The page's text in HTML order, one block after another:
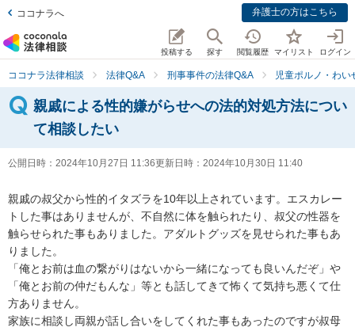
ココナラへ 弁護士の方はこちら
投稿する 探す 閲覧履歴 マイリスト ログイン
ココナラ法律相談 法律Q&A 刑事事件の法律Q&A 児童ポルノ・わ
親戚による性的嫌がらせへの法的対処方法につい
て相談したい
公開日時： 2024年10月27日 11:36更新日時： 2024年10月30日 11:40
親戚の叔父から性的イタズラを10年以上されています。エスカレー
トした事はありませんが、不自然に体を触られたり、叔父の性器を
触らせられた事もありました。アダルトグッズを見せられた事もあ
りました。
「俺とお前は血の繋がりはないから一緒になっても良いんだぞ」や
「俺とお前の仲だもんな」等とも話してきて怖くて気持ち悪くて仕
方ありません。
家族に相談し両親が話し合いをしてくれた事もあったのですが叔母